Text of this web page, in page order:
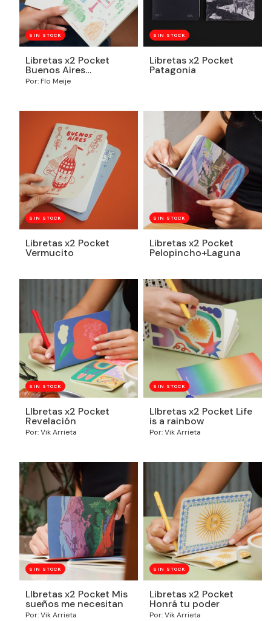
SIN STOCK
Libretas x2 Pocket
Buenos Aires
Arquitectura
Por: Flo Meije
SIN STOCK
Libretas x2 Pocket
Patagonia
SIN STOCK
Libretas x2 Pocket
Vermucito
SIN STOCK
Libretas x2 Pocket
Pelopincho+Laguna
SIN STOCK
LIbretas x2 Pocket
Revelación
Por: Vik Arrieta
SIN STOCK
LIbretas x2 Pocket Life
is a rainbow
Por: Vik Arrieta
SIN STOCK
LIbretas x2 Pocket Mis
sueños me necesitan
Por: Vik Arrieta
SIN STOCK
Libretas x2 Pocket
Honrá tu poder
Por: Vik Arrieta